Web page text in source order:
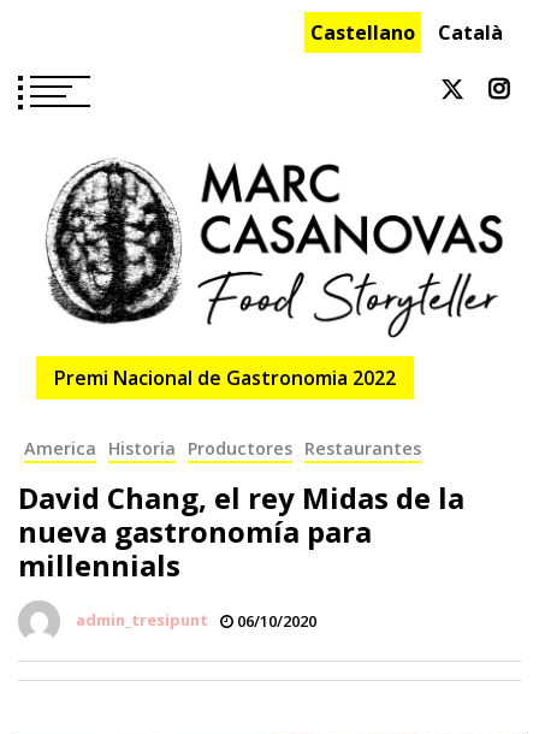
contenido
Castellano Català
Premi Nacional de Gastronomia 2022
America Historia Productores Restaurantes
David Chang, el rey Midas de la
nueva gastronomía para
millennials
admin_tresipunt 06/10/2020